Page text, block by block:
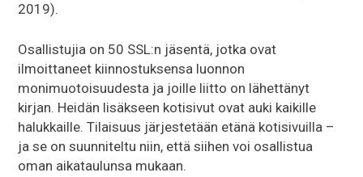
2019).
Osallistujia on 50 SSL:n jäsentä, jotka ovat
ilmoittaneet kiinnostuksensa luonnon
monimuotoisuudesta ja joille liitto on lähettänyt
kirjan. Heidän lisäkseen kotisivut ovat auki kaikille
halukkaille. Tilaisuus järjestetään etänä kotisivuilla –
ja se on suunniteltu niin, että siihen voi osallistua
oman aikataulunsa mukaan.